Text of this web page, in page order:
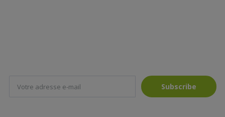
Subscribe